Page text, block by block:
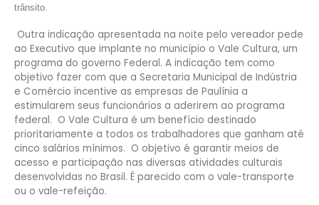
trânsito.
Outra indicação apresentada na noite pelo vereador pede
ao Executivo que implante no município o Vale Cultura, um
programa do governo Federal. A indicação tem como
objetivo fazer com que a Secretaria Municipal de Indústria
e Comércio incentive as empresas de Paulínia a
estimularem seus funcionários a aderirem ao programa
federal. O Vale Cultura é um benefício destinado
prioritariamente a todos os trabalhadores que ganham até
cinco salários mínimos. O objetivo é garantir meios de
acesso e participação nas diversas atividades culturais
desenvolvidas no Brasil. É parecido com o vale-transporte
ou o vale-refeição.